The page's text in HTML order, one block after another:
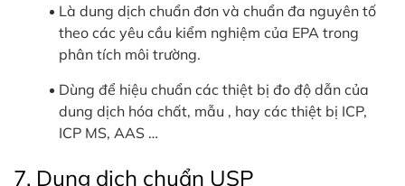
Là dung dịch chuẩn đơn và chuẩn đa nguyên tố
theo các yêu cầu kiểm nghiệm của EPA trong
phân tích môi trường.
Dùng để hiệu chuẩn các thiệt bị đo độ dẫn của
dung dịch hóa chất, mẫu , hay các thiệt bị ICP,
ICP MS, AAS …
7. Dung dịch chuẩn USP